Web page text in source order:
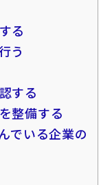
る
う
する
整備する
でいる企業の